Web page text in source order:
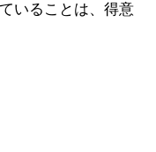
いることは、得意